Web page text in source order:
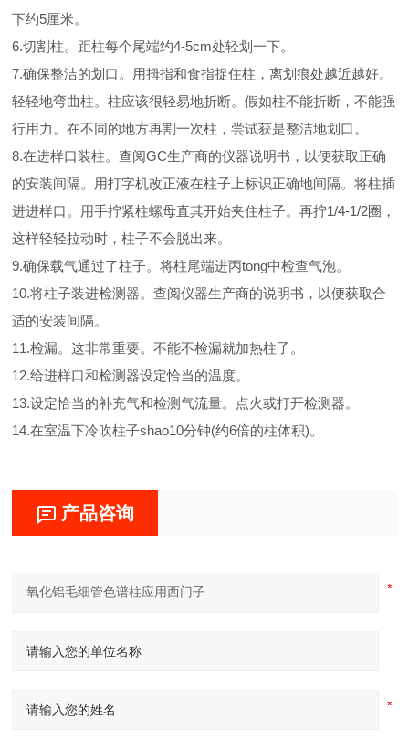
下约5厘米。
6.切割柱。距柱每个尾端约4-5cm处轻划一下。
7.确保整洁的划口。用拇指和食指捉住柱，离划痕处越近越好。
轻轻地弯曲柱。柱应该很轻易地折断。假如柱不能折断，不能强
行用力。在不同的地方再割一次柱，尝试获是整洁地划口。
8.在进样口装柱。查阅GC生产商的仪器说明书，以便获取正确
的安装间隔。用打字机改正液在柱子上标识正确地间隔。将柱插
进进样口。用手拧紧柱螺母直其开始夹住柱子。再拧1/4-1/2圈，
这样轻轻拉动时，柱子不会脱出来。
9.确保载气通过了柱子。将柱尾端进丙tong中检查气泡。
10.将柱子装进检测器。查阅仪器生产商的说明书，以便获取合
适的安装间隔。
11.检漏。这非常重要。不能不检漏就加热柱子。
12.给进样口和检测器设定恰当的温度。
13.设定恰当的补充气和检测气流量。点火或打开检测器。
14.在室温下冷吹柱子shao10分钟(约6倍的柱体积)。
产品咨询